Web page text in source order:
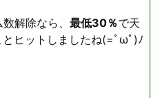
解除なら、 最低30％で天
ヒットしましたね(=ﾟωﾟ)ﾉ